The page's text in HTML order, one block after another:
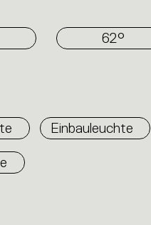
62°
Einbauleuchte